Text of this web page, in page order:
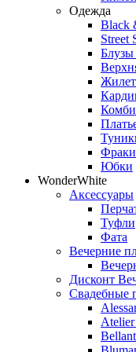
Одежда
Black
Street
Фраки
Юбки
WonderWhite
Аксессуары
Туфли
Фата
Вечерние
Дисконт
Свадебные